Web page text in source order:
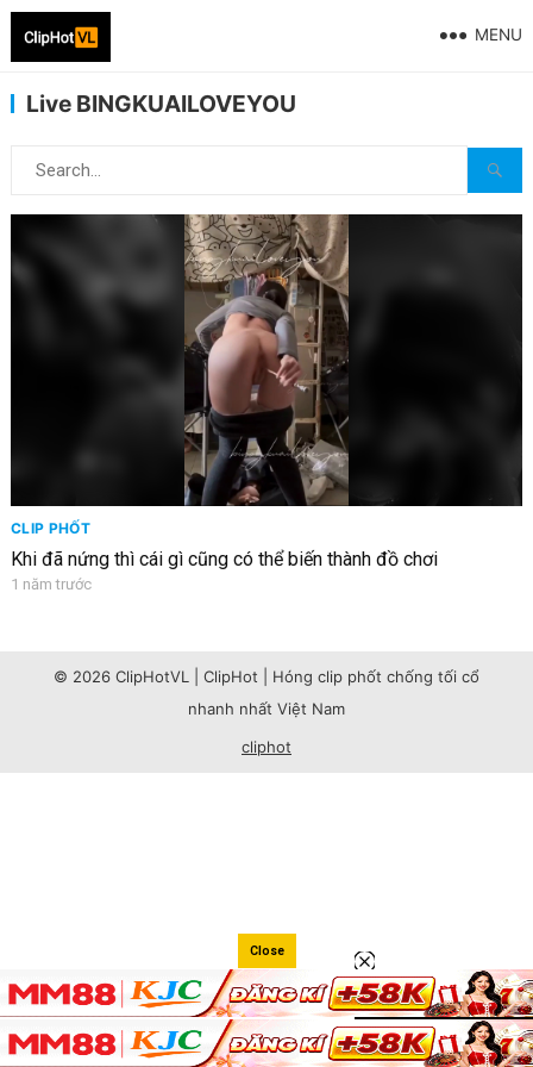
MENU
Live BINGKUAILOVEYOU
CLIP PHỐT
Khi đã nứng thì cái gì cũng có thể biến thành đồ chơi
1 năm trước
© 2026 ClipHotVL | ClipHot | Hóng clip phốt chống tối cổ
nhanh nhất Việt Nam
cliphot
Close